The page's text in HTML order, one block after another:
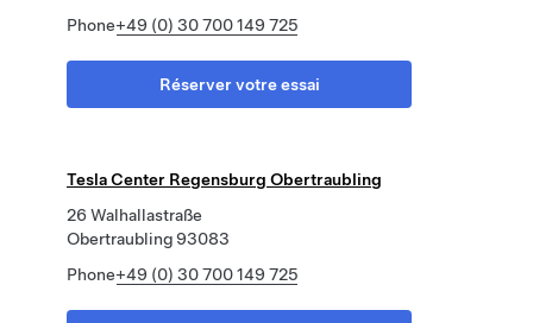
Phone+49 (0) 30 700 149 725
Réserver votre essai
Tesla Center Regensburg Obertraubling
26 Walhallastraße
Obertraubling 93083
Phone+49 (0) 30 700 149 725